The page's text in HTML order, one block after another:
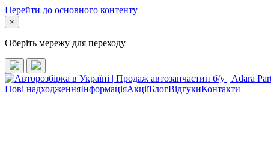
Перейти до основного контенту
×
Оберіть мережу для переходу
Нові надходженняІнформаціяАкціїБлогВідгукиКонтакти